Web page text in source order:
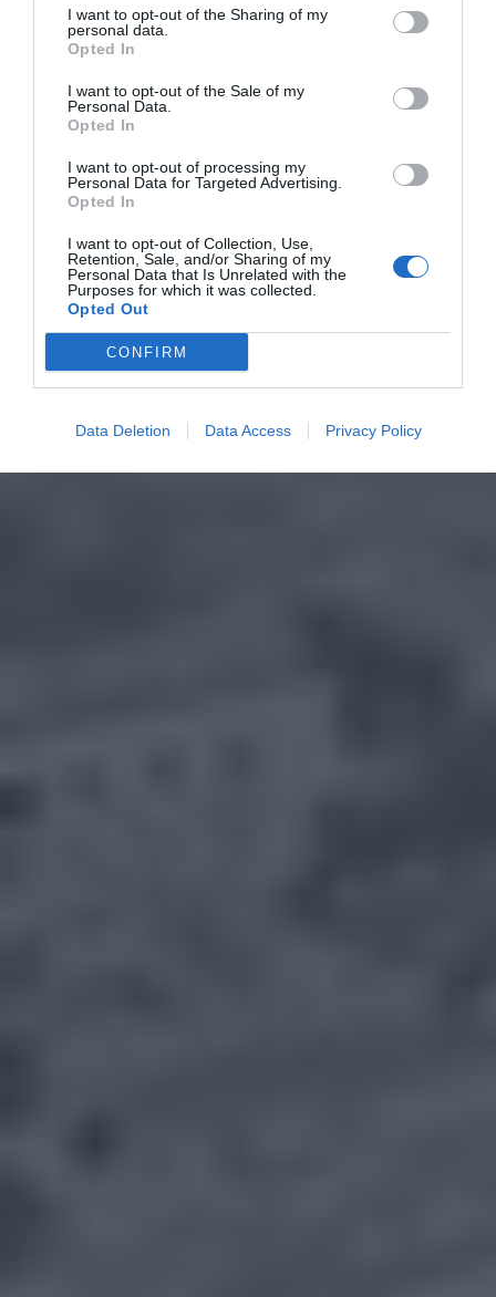
I want to opt-out of the Sharing of my
personal data.
Opted In
I want to opt-out of the Sale of my
Personal Data.
Opted In
I want to opt-out of processing my
Personal Data for Targeted Advertising.
Opted In
I want to opt-out of Collection, Use,
Retention, Sale, and/or Sharing of my
Personal Data that Is Unrelated with the
Purposes for which it was collected.
Opted Out
CONFIRM
Data Deletion Data Access Privacy Policy